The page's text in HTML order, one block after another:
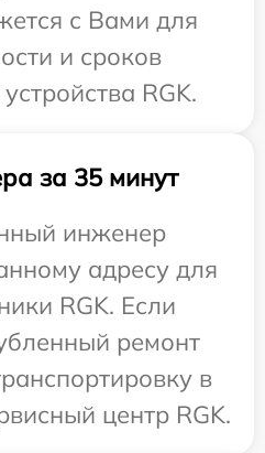
с Вами для
и сроков
RGK.
за 35 минут
инженер
адресу для
RGK. Если
ремонт
в
центр RGK.